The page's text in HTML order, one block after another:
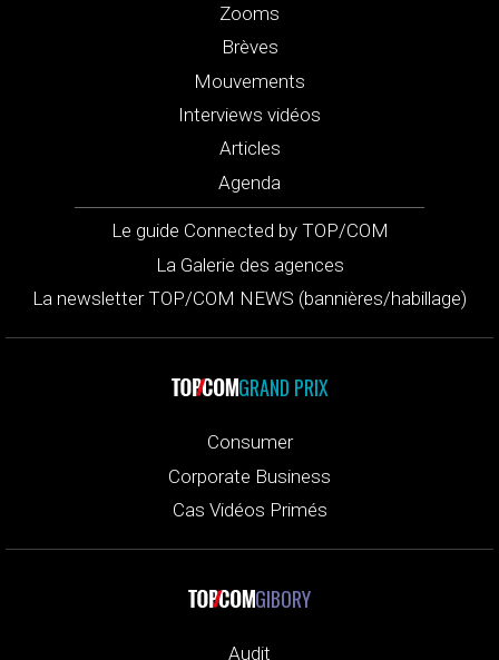
Zooms
Brèves
Mouvements
Interviews vidéos
Articles
Agenda
Le guide Connected by TOP/COM
La Galerie des agences
La newsletter TOP/COM NEWS (bannières/habillage)
GRAND PRIX
Consumer
Corporate Business
Cas Vidéos Primés
GIBORY
Audit